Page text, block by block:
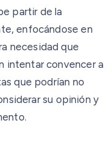
partir de la
enfocándose en
necesidad que
intentar convencer a
que podrían no
su opinión y